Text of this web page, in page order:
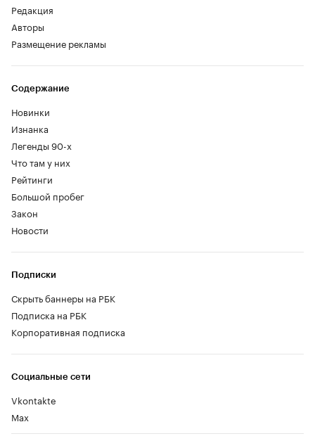
Редакция
Авторы
Размещение рекламы
Содержание
Новинки
Изнанка
Легенды 90-х
Что там у них
Рейтинги
Большой пробег
Закон
Новости
Социальные сети
Vkontakte
Max
Подписки
Скрыть баннеры на РБК
Подписка на РБК
Корпоративная подписка